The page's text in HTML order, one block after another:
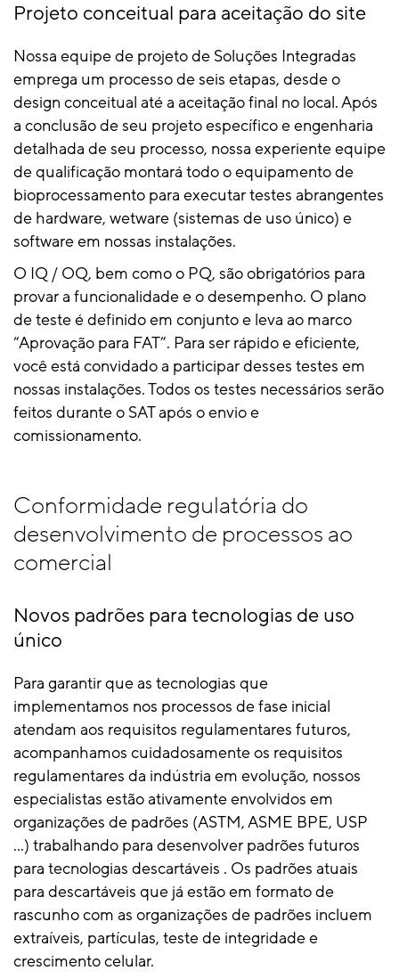
Projeto conceitual para aceitação do site
Nossa equipe de projeto de Soluções Integradas
emprega um processo de seis etapas, desde o
design conceitual até a aceitação final no local. Após
a conclusão de seu projeto específico e engenharia
detalhada de seu processo, nossa experiente equipe
de qualificação montará todo o equipamento de
bioprocessamento para executar testes abrangentes
de hardware, wetware (sistemas de uso único) e
software em nossas instalações.
O IQ / OQ, bem como o PQ, são obrigatórios para
provar a funcionalidade e o desempenho. O plano
de teste é definido em conjunto e leva ao marco
“Aprovação para FAT”. Para ser rápido e eficiente,
você está convidado a participar desses testes em
nossas instalações. Todos os testes necessários serão
feitos durante o SAT após o envio e
comissionamento.
Conformidade regulatória do
desenvolvimento de processos ao
comercial
Novos padrões para tecnologias de uso
único
Para garantir que as tecnologias que
implementamos nos processos de fase inicial
atendam aos requisitos regulamentares futuros,
acompanhamos cuidadosamente os requisitos
regulamentares da indústria em evolução, nossos
especialistas estão ativamente envolvidos em
organizações de padrões (ASTM, ASME BPE, USP
...) trabalhando para desenvolver padrões futuros
para tecnologias descartáveis . Os padrões atuais
para descartáveis que já estão em formato de
rascunho com as organizações de padrões incluem
extraíveis, partículas, teste de integridade e
crescimento celular.